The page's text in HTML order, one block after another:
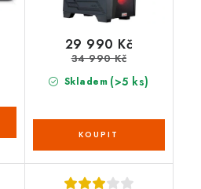
Skladem (>5 ks)
29 990 Kč
34 990 Kč